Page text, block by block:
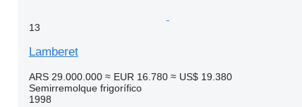
13
Lamberet
ARS 29.000.000 ≈ EUR 16.780 ≈ US$ 19.380
Semirremolque frigorífico
1998